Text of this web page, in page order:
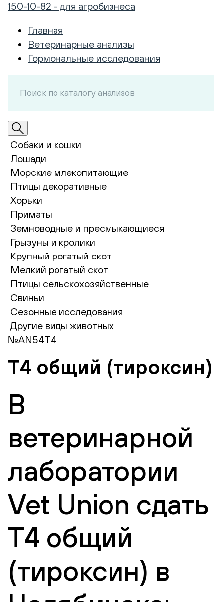
150-10-82 - для агробизнеса
Главная
Ветеринарные анализы
Гормональные исследования
Собаки и кошки
Лошади
Морские млекопитающие
Птицы декоративные
Хорьки
Приматы
Земноводные и пресмыкающиеся
Грызуны и кролики
Крупный рогатый скот
Мелкий рогатый скот
Птицы сельскохозяйственные
Свиньи
Сезонные исследования
Другие виды животных
№AN54T4
Т4 общий (тироксин)
В
ветеринарной
лаборатории
Vet Union сдать
Т4 общий
(тироксин) в